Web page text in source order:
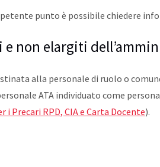
punto è possibile chiedere
non elargiti
alla personale di ruolo o
ATA individuato come
i Precari RPD, CIA e Carta Docente).